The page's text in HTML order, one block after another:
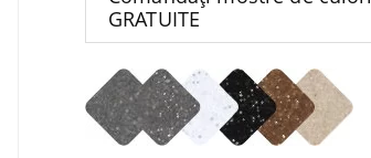
GRATUITE